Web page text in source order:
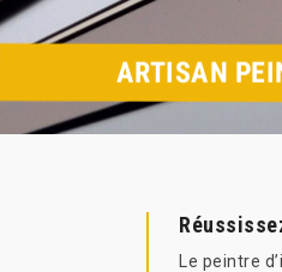
ARTISAN
Le peintre